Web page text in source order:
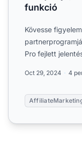
funkció
Kövesse
Pro fejlett
Oct 29, 2024 4